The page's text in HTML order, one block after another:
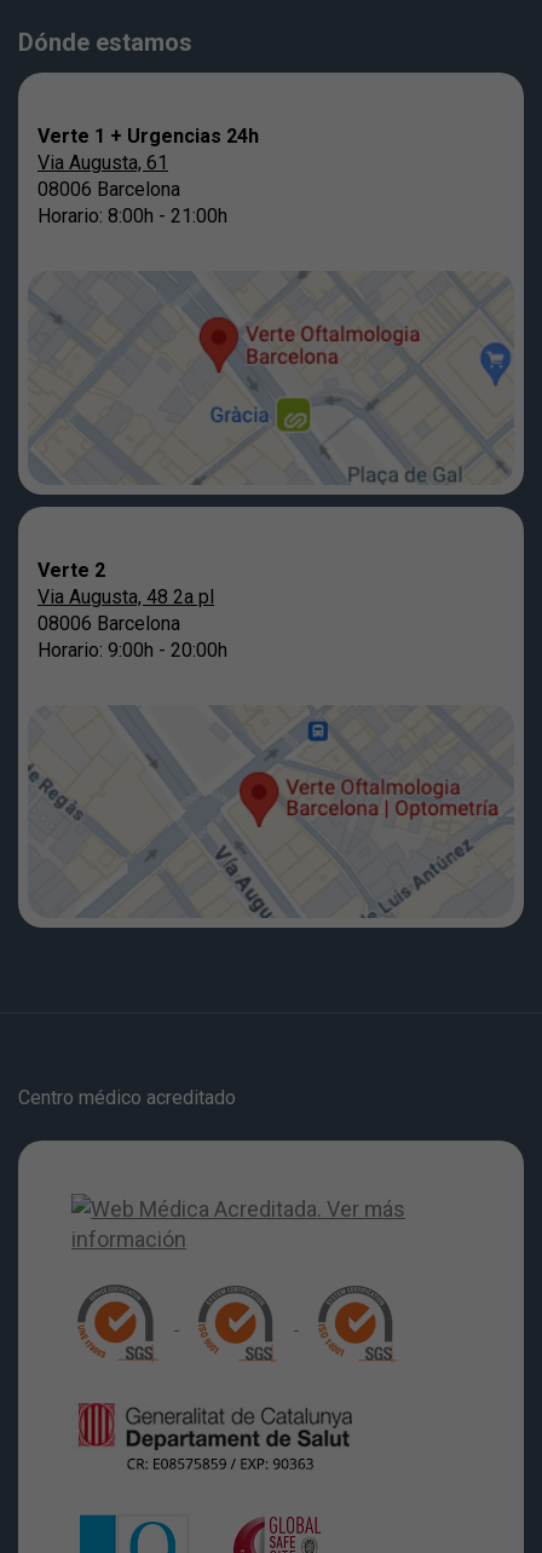
Dónde estamos
Verte 1 + Urgencias 24h
Via Augusta, 61
08006 Barcelona
Horario: 8:00h - 21:00h
Verte 2
Via Augusta, 48 2a pl
08006 Barcelona
Horario: 9:00h - 20:00h
Centro médico acreditado